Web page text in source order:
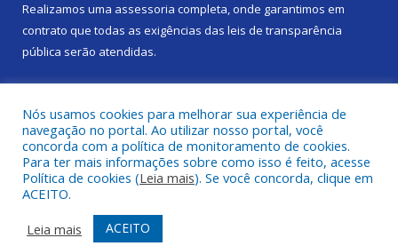
Realizamos uma assessoria completa, onde garantimos em
contrato que todas as exigências das leis de transparência
pública serão atendidas.
Todos os direitos reservados a Câmara Municipal de Gurupá.
Mapa do Site
Acessar Área Administrativa
Nós usamos cookies para melhorar sua experiência de
navegação no portal. Ao utilizar nosso portal, você
concorda com a política de monitoramento de cookies.
Para ter mais informações sobre como isso é feito, acesse
Política de cookies (Leia mais). Se você concorda, clique em
ACEITO.
Leia mais
ACEITO